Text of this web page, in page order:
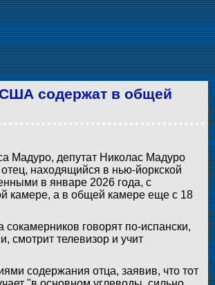
содержат в общей
Мадуро, депутат Николас Мадуро
находящийся в нью-йоркской
в январе 2026 года, с
камере, а в общей камере еще с 18
говорят по-испански,
смотрит телевизор и учит
содержания отца, заявив, что тот